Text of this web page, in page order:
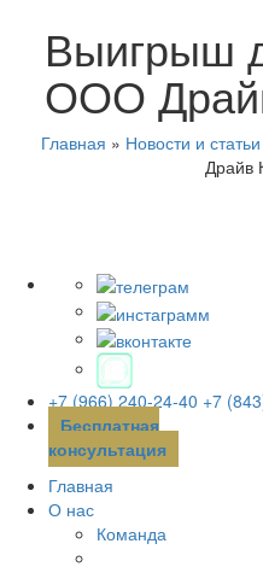
+7 (966) 240-24-40 +7
Бесплатная
консультация
Главная
О нас
Команда
Выигрыш
ООО
Главная » Новости и статьи
Драйв